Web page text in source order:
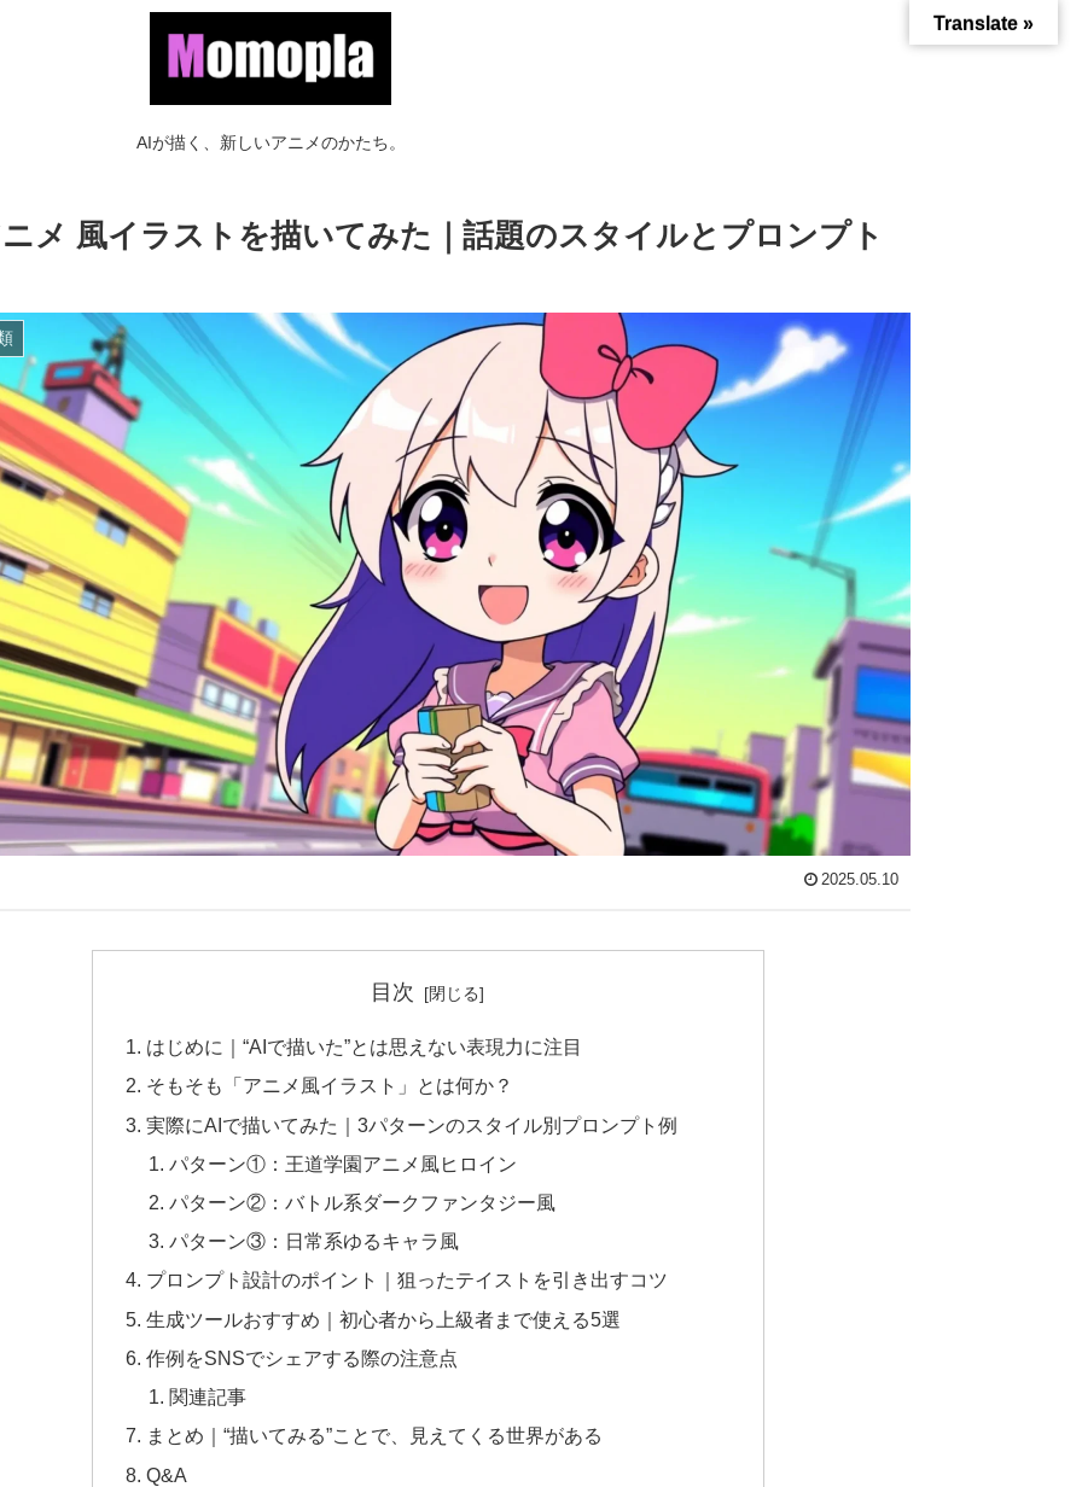
AIが描く、新しいアニメのかたち。
メ 風イラストを描いてみた｜話題のスタイルとプロンプト
2025.05.10
目次
はじめに｜“AIで描いた”とは思えない表現力に注目
そもそも「アニメ風イラスト」とは何か？
実際にAIで描いてみた｜3パターンのスタイル別プロンプト例
パターン①：王道学園アニメ風ヒロイン
パターン②：バトル系ダークファンタジー風
パターン③：日常系ゆるキャラ風
プロンプト設計のポイント｜狙ったテイストを引き出すコツ
生成ツールおすすめ｜初心者から上級者まで使える5選
作例をSNSでシェアする際の注意点
関連記事
まとめ｜“描いてみる”ことで、見えてくる世界がある
Q&A
Translate »